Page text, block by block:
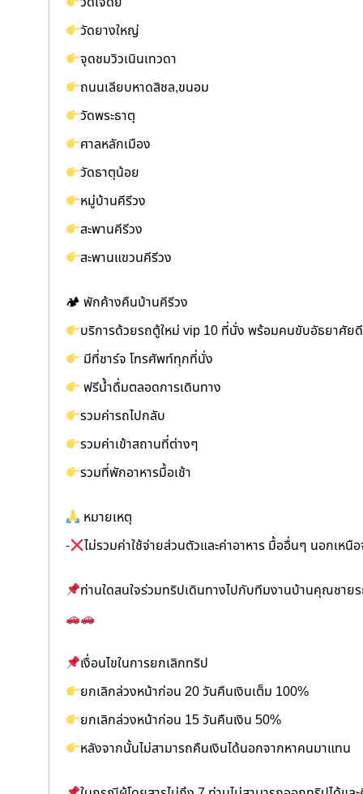
วัดยางใหญ่
จุดชมวิวเนินเทวดา
ถนนเลียบหาดสิชล,ขนอม
วัดพระธาตุ
ศาลหลักเมือง
วัดธาตุน้อย
หมู่บ้านคีรีวง
สะพานคีรีวง
สะพานแขวนคีรีวง
🏕 พักค้างคืนบ้านคีรีวง
บริการด้วยรถตู้ใหม่ vip 10 ที่นั่ง พร้อมคนขับอัธยาศัย
มีที่ชาร์จ โทรศัพท์ทุกที่นั่ง
ฟรีน้ำดื่มตลอดการเดินทาง
รวมค่ารถไปกลับ
รวมค่าเข้าสถานที่ต่างๆ
รวมที่พักอาหารมื้อเช้า
หมายเหตุ
-
ไม่รวมค่าใช้จ่ายส่วนตัวและค่าอาหาร มื้ออื่นๆ นอกเหนื
ท่านใดสนใจร่วมทริปเดินทางไปกับทีมงานบ้านคุณชา
เงื่อนไขในการยกเลิกทริป
ยกเลิกล่วงหน้าก่อน 20 วันคืนเงินเต็ม 100%
ยกเลิกล่วงหน้าก่อน 15 วันคืนเงิน 50%
หลังจากนั้นไม่สามารถคืนเงินได้นอกจากหาคนมาแทน